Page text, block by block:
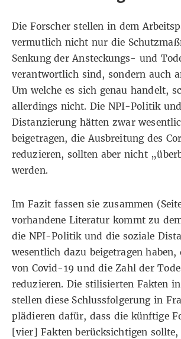
Die Forscher stellen in dem
vermutlich nicht nur die
Senkung der Ansteckungs- und
verantwortlich sind, sondern auch
Um welche es sich genau handelt,
allerdings nicht. Die NPI-Politik
Distanzierung hätten zwar
beigetragen, die Ausbreitung des
reduzieren, sollten aber nicht
werden.
Im Fazit fassen sie zusammen (
vorhandene Literatur kommt zu
die NPI-Politik und die soziale
wesentlich dazu beigetragen
von Covid-19 und die Zahl der
reduzieren. Die stilisierten Fakten
stellen diese Schlussfolgerung in
plädieren dafür, dass die künftige
[vier] Fakten berücksichtigen sollte,